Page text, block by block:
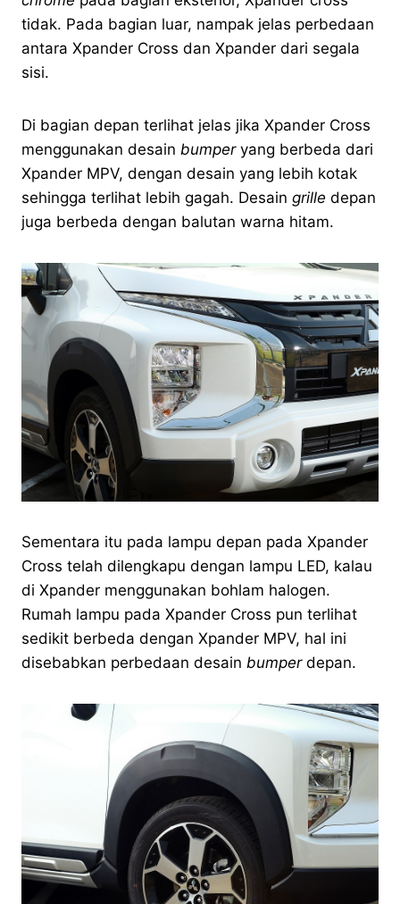
tidak. Pada bagian luar, nampak jelas perbedaan
antara Xpander Cross dan Xpander dari segala
sisi.
Di bagian depan terlihat jelas jika Xpander Cross
menggunakan desain bumper yang berbeda dari
Xpander MPV, dengan desain yang lebih kotak
sehingga terlihat lebih gagah. Desain grille depan
juga berbeda dengan balutan warna hitam.
Sementara itu pada lampu depan pada Xpander
Cross telah dilengkapu dengan lampu LED, kalau
di Xpander menggunakan bohlam halogen.
Rumah lampu pada Xpander Cross pun terlihat
sedikit berbeda dengan Xpander MPV, hal ini
disebabkan perbedaan desain bumper depan.